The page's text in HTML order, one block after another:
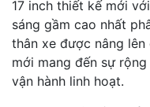
17 inch thiết kế mới
sáng gầm cao nhất
thân xe được nâng lên
mới mang đến sự
vận hành linh hoạt.